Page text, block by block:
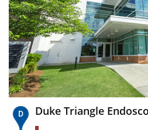
Duke Triangle